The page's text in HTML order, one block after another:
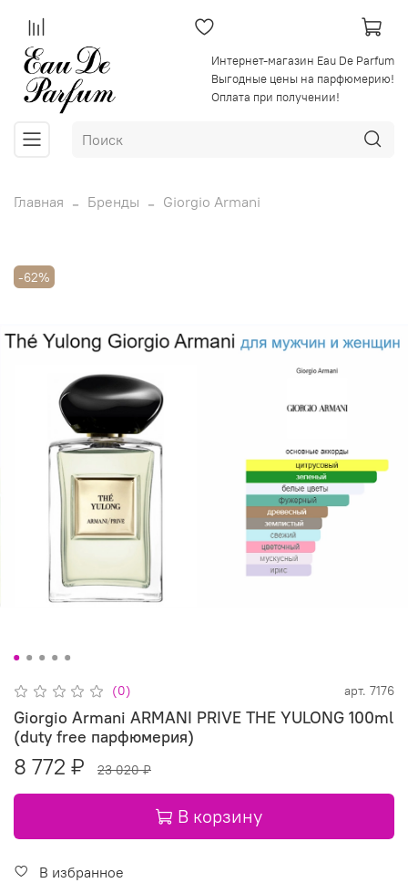
Интернет-магазин Eau De Parfum
Выгодные цены на парфюмерию!
Оплата при получении!
Главная Бренды Giorgio Armani
-62%
(0) арт. 7176
Giorgio Armani ARMANI PRIVE THE YULONG 100ml
(duty free парфюмерия)
8 772 ₽ 23 020 ₽
В корзину
В избранное